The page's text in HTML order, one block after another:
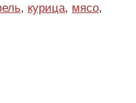
, курица, мясо,